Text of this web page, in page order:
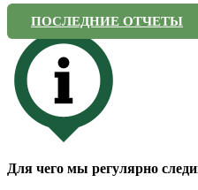
ПОСЛЕДНИЕ ОТЧЕТЫ
Для чего мы регулярно